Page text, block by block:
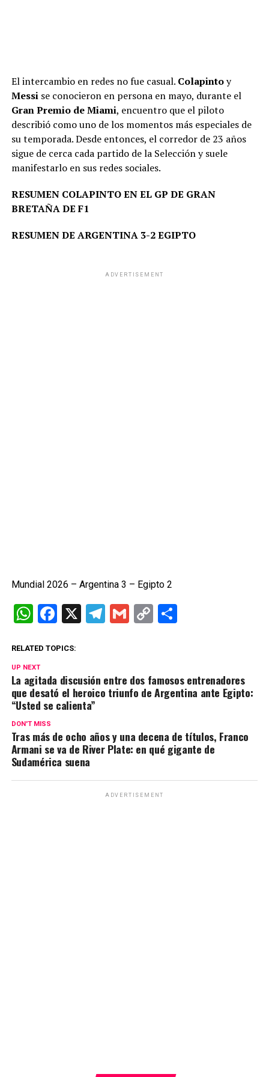
El intercambio en redes no fue casual. Colapintoy
Messi se conocieron en persona en mayo, durante el
Gran Premio de Miami, encuentro que el piloto
describió como uno de los momentos más especiales de
su temporada. Desde entonces, el corredor de 23 años
sigue de cerca cada partido de la Selección y suele
manifestarlo en sus redes sociales.
RESUMEN COLAPINTO EN EL GP DE GRAN
BRETAÑA DE F1
RESUMEN DE ARGENTINA 3-2 EGIPTO
ADVERTISEMENT
Mundial 2026 – Argentina 3 – Egipto 2
W
at
s
A
p
p
F
ce
b
o
o
k
X T
gr
a
G C
n
C
ar
RELATED TOPICS:
UP NEXT
La agitada discusión entre dos famosos entrenadores
que desató el heroico triunfo de Argentina ante Egipto:
“Usted se calienta”
DON'T MISS
Tras más de ocho años y una decena de títulos, Franco
Armani se va de River Plate: en qué gigante de
Sudamérica suena
ADVERTISEMENT